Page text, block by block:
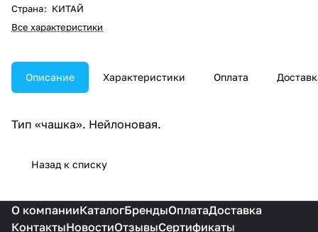
Страна: КИТАЙ
Все характеристики
Описание Характеристики Оплата
Тип «чашка». Нейлоновая.
Назад к списку
О компанииКаталогБрендыОплатаДоставка
КонтактыНовостиОтзывыСертификаты